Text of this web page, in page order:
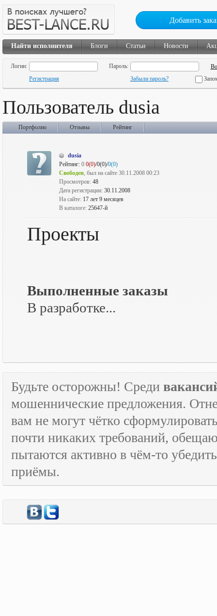
Добавить
Найти исполнителя Блоги Статьи Новости
Логин:
Пароль:
Регистрация
Забыли пароль?
Пользователь dusia
Портфолио Отзывы Рейтинг
dusia
Рейтинг: 0 0(0)/0(0)/0(0)
Свободен, был на сайте 30.11.2008 00:23
Просмотров: 48
Дата регистрации: 30.11.2008
На сайте: 17 лет 9 месяцев
В каталоге: 25647-й
Проекты
Выполненные заказы
В разработке...
Будьте осторожны! Среди
мошеннические предложения.
вам не могут чётко
почти никаких требований,
пытаются активно в чём-то
приёмы.